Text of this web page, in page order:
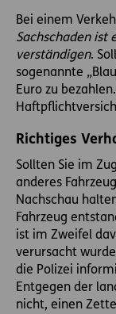
Bei einem
Sachschaden ist
verständigen.
sogenannte
Euro zu
Richtiges
Sollten Sie im
anderes
Nachschau
Fahrzeug
ist im Zweifel
verursacht
die Polizei
Entgegen der
nicht, einen